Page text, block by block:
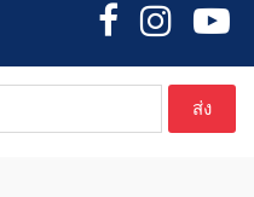
ส่ง